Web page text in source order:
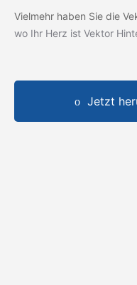
Vielmehr haben Sie die
wo Ihr Herz ist Vektor
Jetzt